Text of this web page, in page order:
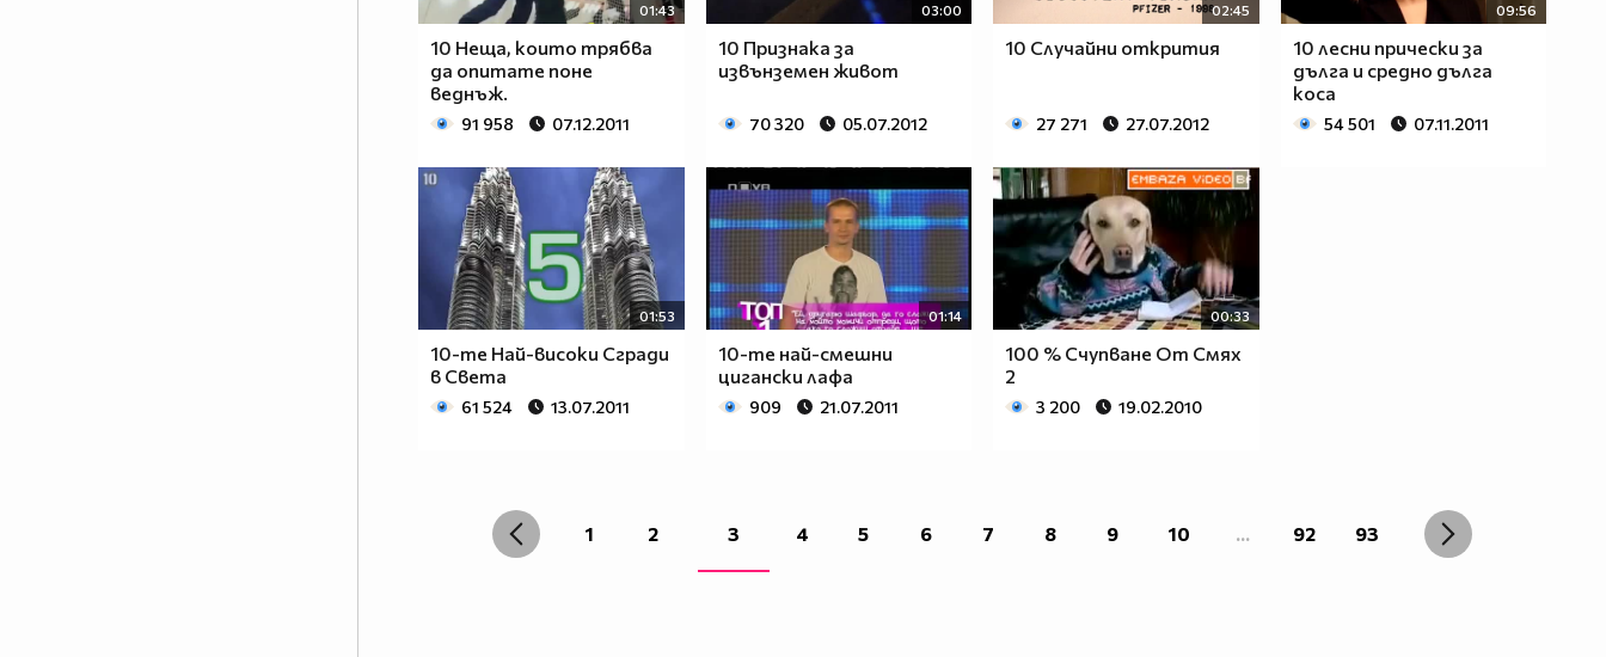
01:43
10 Неща, които трябва
да опитате поне
веднъж.
91 958 07.12.2011
03:00
10 Признака за
извънземен живот
70 320 05.07.2012
02:45
10 Случайни открития
27 271 27.07.2012
09:56
10 лесни прически за
дълга и средно дълга
коса
54 501 07.11.2011
01:53
10-те Най-високи Сгради
в Света
61 524 13.07.2011
01:14
10-те най-смешни
цигaнски лафа
909 21.07.2011
00:33
100 % Счупване От Смях
2
3 200 19.02.2010
1 2 3 4 5 6 7 8 9 10 ... 92 93